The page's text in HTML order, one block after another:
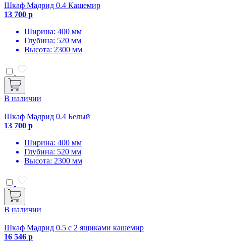
Шкаф Мадрид 0.4 Кашемир
13 700 р
Ширина: 400 мм
Глубина: 520 мм
Высота: 2300 мм
В наличии
Шкаф Мадрид 0.4 Белый
13 700 р
Ширина: 400 мм
Глубина: 520 мм
Высота: 2300 мм
В наличии
Шкаф Мадрид 0.5 с 2 ящиками кашемир
16 546 р